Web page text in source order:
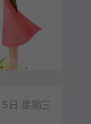
日 星期三